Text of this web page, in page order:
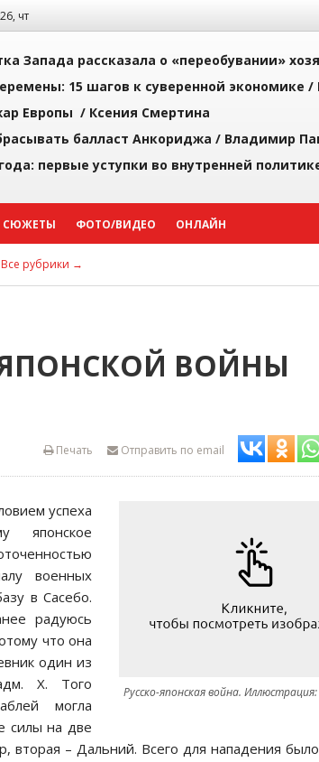
чт
Запада рассказала о «переобувании»
15 шагов к суверенной экономике /
Европы / Ксения Смертина
балласт Анкориджа / Владимир
первые уступки во внутренней
СЮЖЕТЫ ФОТО/ВИДЕО ОНЛАЙН
Все рубрики →
ВОЙНЫ
Отправить по email
Печать
Русско-японская война. Иллюстрация:
успеха
японское
военных
в Сасебо.
радуюсь
что она
один из
Х. Того
могла
силы на две
вторая – Дальний. Всего для нападения